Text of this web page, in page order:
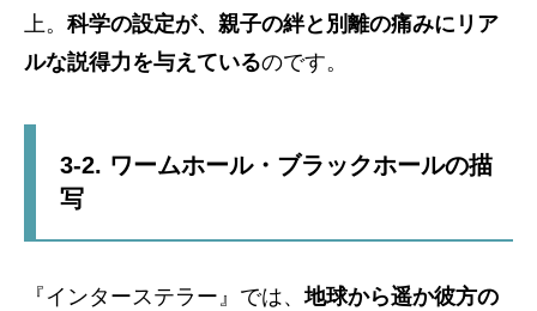
上。 科学の設定が、親子の絆と別離の痛みにリア
ルな説得力を与えているのです。
3-2. ワームホール・ブラックホールの描
写
『インターステラー』では、地球から遥か彼方の